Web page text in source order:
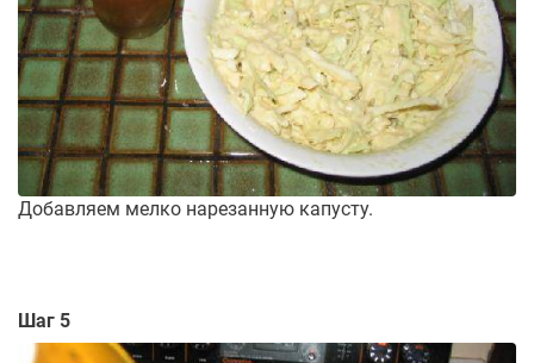
Добавляем мелко нарезанную капусту.
Шаг 5